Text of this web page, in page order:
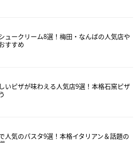
ュークリーム8選！梅田・なんばの人気店や
すすめ
いピザが味わえる人気店9選！本格石窯ピザ
人気のパスタ9選！本格イタリアン＆話題の